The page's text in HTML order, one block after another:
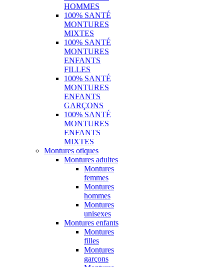
HOMMES
100% SANTÉ
MONTURES
MIXTES
100% SANTÉ
MONTURES
ENFANTS
FILLES
100% SANTÉ
MONTURES
ENFANTS
GARÇONS
100% SANTÉ
MONTURES
ENFANTS
MIXTES
Montures otiques
Montures adultes
Montures
femmes
Montures
hommes
Montures
unisexes
Montures enfants
Montures
filles
Montures
garçons